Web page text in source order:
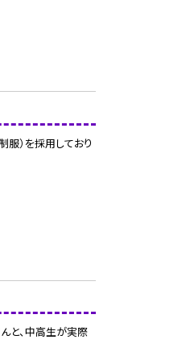
）を採用しており
と、中高生が実際